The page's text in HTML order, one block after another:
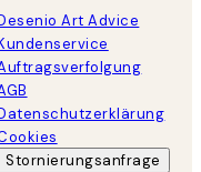
Art Advice
Stornierungsanfrage